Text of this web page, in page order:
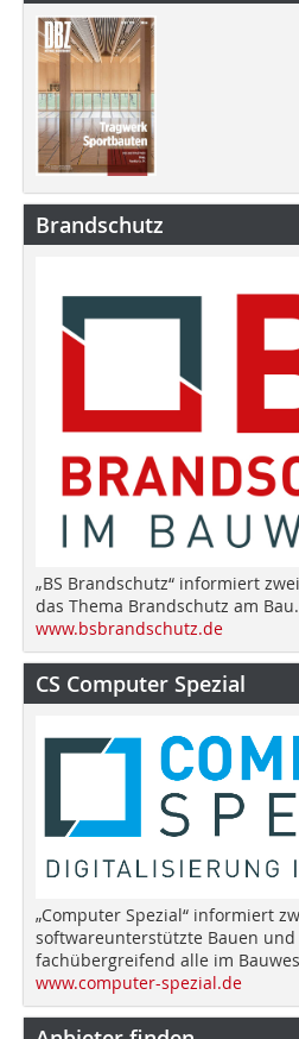
Brandschutz
„BS Brandschutz“ informiert
das Thema Brandschutz am Bau.
www.bsbrandschutz.de
CS Computer Spezial
„Computer Spezial“ informiert
softwareunterstützte Bauen
fachübergreifend alle im
www.computer-spezial.de